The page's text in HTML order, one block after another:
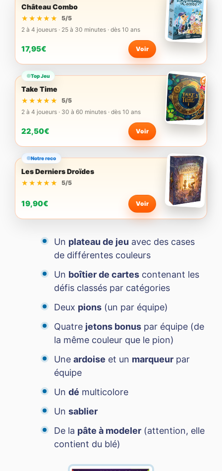
Château Combo
★★★★★
★★★★★
5/5
2 à 4 joueurs · 25 à 30 minutes · dès 10 ans
17,95€ Voir
Top Jeu
Take Time
★★★★★
★★★★★
5/5
2 à 4 joueurs · 30 à 60 minutes · dès 10 ans
22,50€ Voir
Notre reco
Les Derniers Droïdes
★★★★★
★★★★★ 5/5
19,90€ Voir
Un plateau de jeu avec des cases
de différentes couleurs
Un boîtier de cartes contenant les
défis classés par catégories
Deux pions (un par équipe)
Quatre jetons bonus par équipe (de
la même couleur que le pion)
Une ardoise et un marqueur par
équipe
Un dé multicolore
Un sablier
De la pâte à modeler (attention, elle
contient du blé)